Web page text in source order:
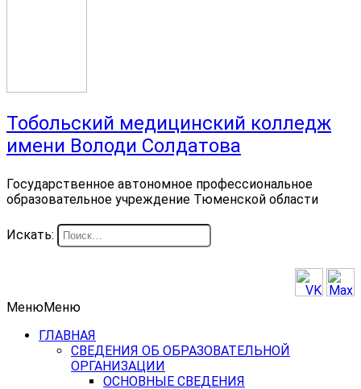
Тобольский медицинский колледж
имени Володи Солдатова
Государственное автономное профессиональное
образовательное учреждение Тюменской области
Искать:
МенюМеню
ГЛАВНАЯ
СВЕДЕНИЯ ОБ ОБРАЗОВАТЕЛЬНОЙ
ОРГАНИЗАЦИИ
ОСНОВНЫЕ СВЕДЕНИЯ